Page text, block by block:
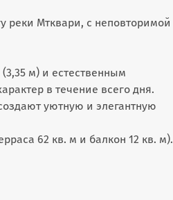
реки Мтквари, с неповторимой
м) и естественным
в течение всего дня.
уютную и элегантную
62 кв. м и балкон 12 кв. м).